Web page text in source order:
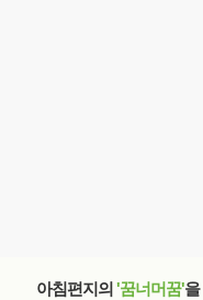
아침편지의 '꿈너머꿈'을